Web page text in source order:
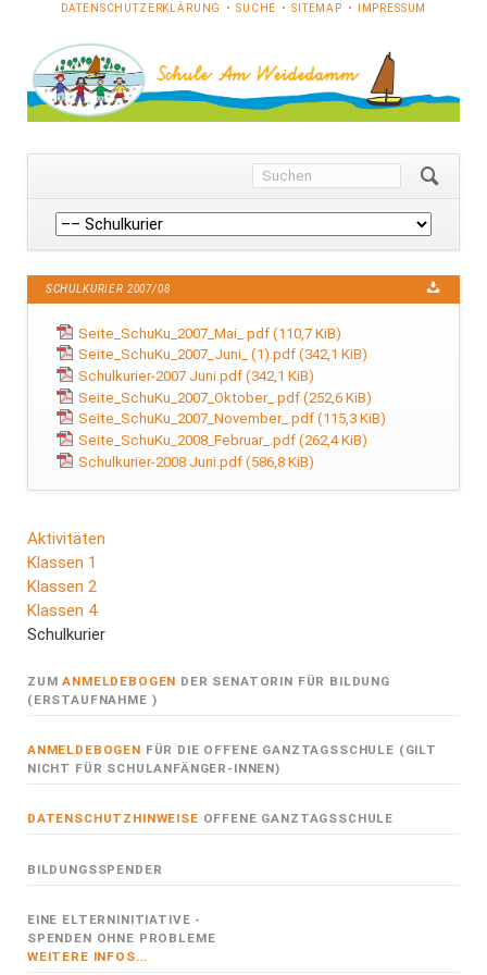
NAVIGATION
DATENSCHUTZERKLÄRUNG SUCHE SITEMAP IMPRESSUM
Navigation
überspringen
SCHULKURIER 2007/08
Seite_SchuKu_2007_Mai_.pdf (110,7 KiB)
Seite_SchuKu_2007_Juni_ (1).pdf (342,1 KiB)
Schulkurier-2007 Juni.pdf (342,1 KiB)
Seite_SchuKu_2007_Oktober_.pdf (252,6 KiB)
Seite_SchuKu_2007_November_.pdf (115,3 KiB)
Seite_SchuKu_2008_Februar_.pdf (262,4 KiB)
Schulkurier-2008 Juni.pdf (586,8 KiB)
Navigation
überspringen
Aktivitäten
Klassen 1
Klassen 2
Klassen 4
Schulkurier
ZUMANMELDEBOGEN DER SENATORIN FÜR BILDUNG
(ERSTAUFNAHME )
ANMELDEBOGEN FÜR DIE OFFENE GANZTAGSSCHULE (GILT
NICHT FÜR SCHULANFÄNGER-INNEN)
DATENSCHUTZHINWEISE OFFENE GANZTAGSSCHULE
BILDUNGSSPENDER
EINE ELTERNINITIATIVE -
SPENDEN OHNE PROBLEME
WEITERE INFOS...